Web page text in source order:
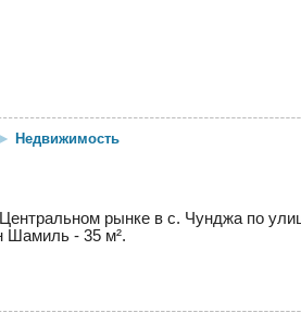
► Недвижимость
рынке в с. Чунджа по
Шамиль - 35 м².